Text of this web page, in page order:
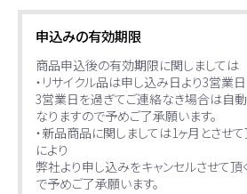
申込みの有効期限
商品申込後の有効期限に関しましては
・リサイクル品は申し込み日より3営業日
3営業日を過ぎてご連絡なき場合は自
なりますので予めご了承願います。
・新品商品に関しましては1ヶ月とさせ
により
弊社より申し込みをキャンセルさせて
で予めご了承願います。